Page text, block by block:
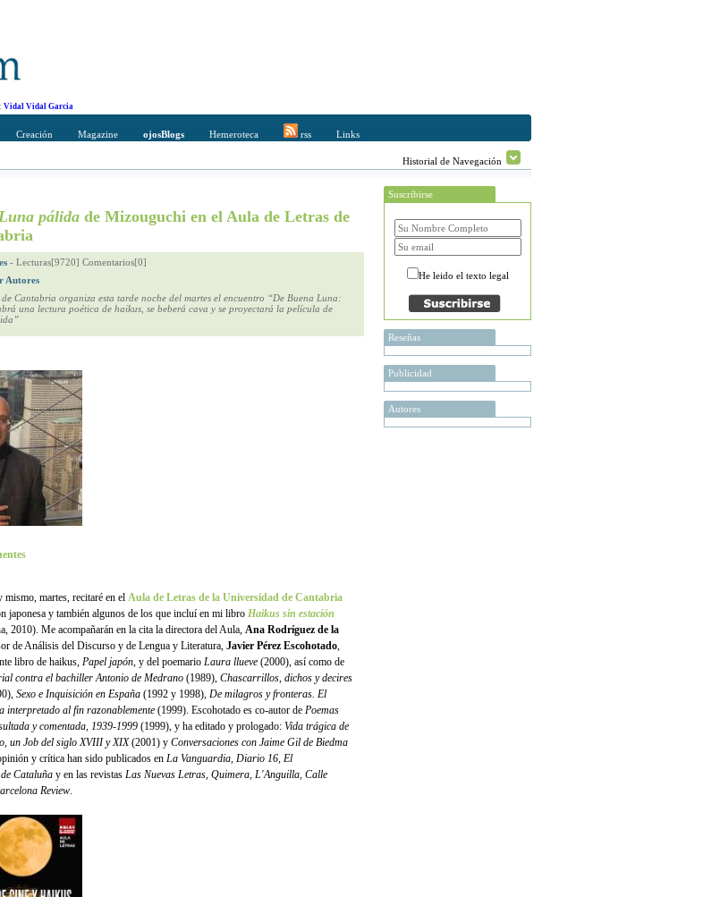
Vidal Vidal Garcia
Creación Magazine ojosBlogs Hemeroteca rss Links
Historial de Navegación
Direccción de correo del destinatario
pálida de Mizouguchi en el Aula de Letras de
- Lecturas[9720] Comentarios[0]
Autores
Cantabria organiza esta tarde noche del martes el encuentro “De Buena Luna:
una lectura poética de haikus, se beberá cava y se proyectará la película de
mismo, martes, recitaré en el Aula de Letras de la Universidad de Cantabria
japonesa y también algunos de los que incluí en mi libro Haikus sin estación
2010). Me acompañarán en la cita la directora del Aula, Ana Rodríguez de la
de Análisis del Discurso y de Lengua y Literatura, Javier Pérez Escohotado,
libro de haikus, Papel japón, y del poemario Laura llueve (2000), así como de
contra el bachiller Antonio de Medrano (1989), Chascarrillos, dichos y decires
Sexo e Inquisición en España (1992 y 1998), De milagros y fronteras. El
interpretado al fin razonablemente (1999). Escohotado es co-autor de Poemas
y comentada, 1939-1999 (1999), y ha editado y prologado: Vida trágica de
un Job del siglo XVIII y XIX(2001) y Conversaciones con Jaime Gil de Biedma
y crítica han sido publicados en La Vanguardia, Diario 16, El
Cataluña y en las revistas Las Nuevas Letras, Quimera, L'Anguilla, Calle
Review.
Suscribirse
He leido el texto legal
Reseñas
Publicidad
Autores